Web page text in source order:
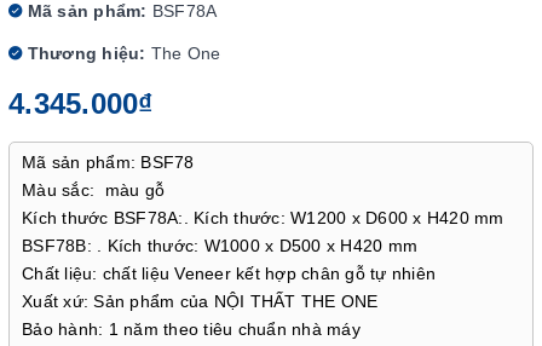
Mã sản phẩm: BSF78A
Thương hiệu: The One
4.345.000₫
Mã sản phẩm: BSF78
Màu sắc: màu gỗ
Kích thước BSF78A:. Kích thước: W1200 x D600 x H420 mm
BSF78B: . Kích thước: W1000 x D500 x H420 mm
Chất liệu: chất liệu Veneer kết hợp chân gỗ tự nhiên
Xuất xứ: Sản phẩm của NỘI THẤT THE ONE
Bảo hành: 1 năm theo tiêu chuẩn nhà máy